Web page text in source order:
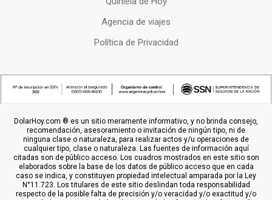
Agencia de viajes
Política de Privacidad
DolarHoy.com ® es un sitio meramente informativo, y no brinda consejo,
recomendación, asesoramiento o invitación de ningún tipo, ni de
ninguna clase o naturaleza, para realizar actos y/u operaciones de
cualquier tipo, clase o naturaleza. Las fuentes de información aquí
citadas son de público acceso. Los cuadros mostrados en este sitio son
elaborados sobre la base de los datos de público acceso que en cada
caso se indica, y constituyen propiedad intelectual amparada por la Ley
N°11.723. Los titulares de este sitio deslindan toda responsabilidad
respecto de la posible falta de precisión y/o veracidad y/o exactitud y/o